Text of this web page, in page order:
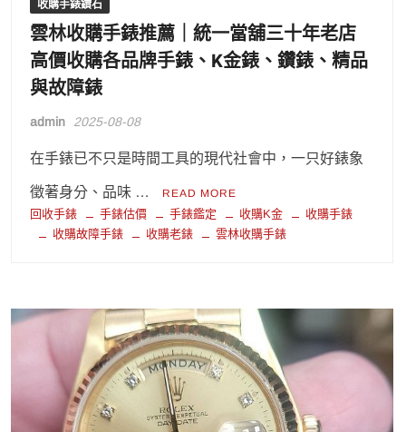
收購手錶鑽石
雲林收購手錶推薦｜統一當舖三十年老店
高價收購各品牌手錶、K金錶、鑽錶、精品
與故障錶
admin 2025-08-08
在手錶已不只是時間工具的現代社會中，一只好錶象
徵著身分、品味 … READ MORE
回收手錶 手錶估價 手錶鑑定 收購K金
收購手錶
收購故障手錶
收購老錶 雲林收購手錶